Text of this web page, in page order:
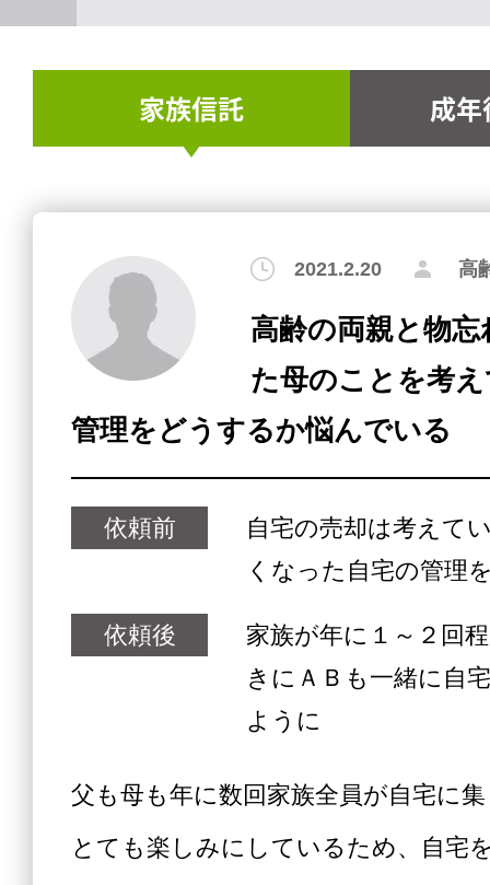
家族信託 成
2021.2.20 高
高齢の両親と物
た母のことを考
管理をどうするか悩んでいる
依頼前
自宅の売却は考えて
くなった自宅の管理
依頼後
家族が年に１～２回
きにＡＢも一緒に自
ように
父も母も年に数回家族全員が自宅に
とても楽しみにしているため、自宅